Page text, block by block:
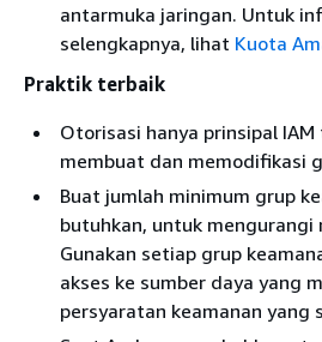
antarmuka jaringan. Untuk
selengkapnya, lihat Kuota
Praktik terbaik
Otorisasi hanya prinsipal
membuat dan memodifikasi
Buat jumlah minimum grup
butuhkan, untuk mengurangi
Gunakan setiap grup
akses ke sumber daya yang
persyaratan keamanan yang